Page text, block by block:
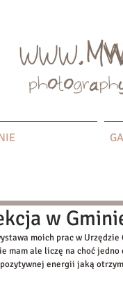
w
moich prac w
mam ale liczę na choć
energii jaką